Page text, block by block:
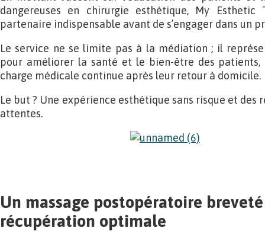
dangereuses en chirurgie esthétique, My Esthetic
partenaire indispensable avant de s’engager dans un
Le service ne se limite pas à la médiation ; il
pour améliorer la santé et le bien-être des
charge médicale continue après leur retour à domicile.
Le but ? Une expérience esthétique sans risque et des
attentes.
Un massage postopératoire
récupération optimale